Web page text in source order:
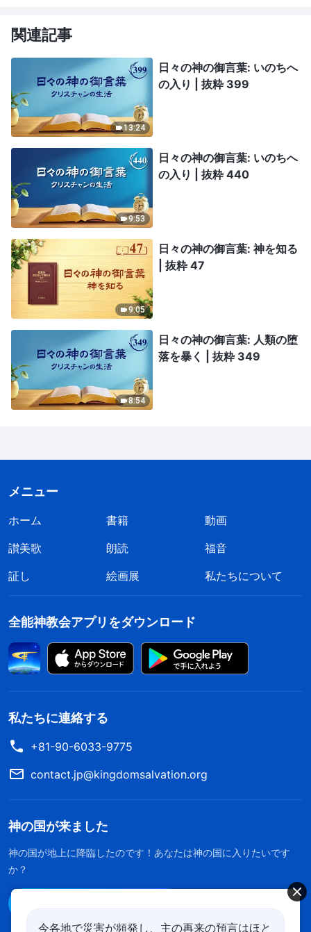
関連記事
13:24
日々の神の御言葉: いのちへ
の入り | 抜粋 399
9:53
日々の神の御言葉: いのちへ
の入り | 抜粋 440
9:05
日々の神の御言葉: 神を知る
| 抜粋 47
8:54
日々の神の御言葉: 人類の堕
落を暴く | 抜粋 349
メニュー
ホーム 書籍
動画
讃美歌
朗読
福音
証し
絵画展 私たちについて
全能神教会アプリをダウンロード
私たちに連絡する
+81-90-6033-9775
contact.jp@kingdomsalvation.org
神の国が来ました
神の国が地上に降臨したのです！あなたは神の国に入りたいです
か？
今各地で災害が頻発し、主の再来の預言はほと